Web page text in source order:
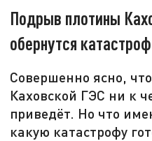
Подрыв плотины
обернутся
Совершенно ясно,
Каховской ГЭС ни к
приведёт. Но что
какую катастрофу